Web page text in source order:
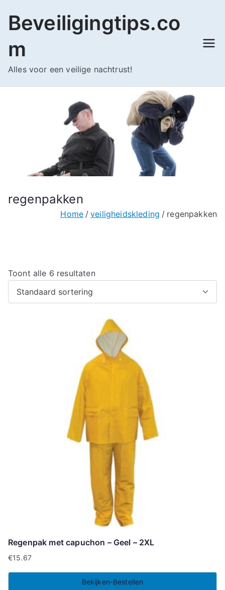
naar
inhoud
Beveiligingtips.co
m
Alles voor een veilige nachtrust!
regenpakken
Home veiligheidskleding regenpakken
Toont alle 6 resultaten
Regenpak met capuchon – Geel – 2XL
€15.67
Bekijken-Bestellen